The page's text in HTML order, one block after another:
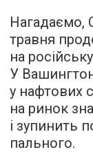
Нагадаємо,
травня
на
У
у нафтових
на ринок
і зупинить
пального.